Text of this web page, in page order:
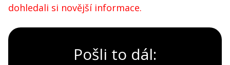
dohledali si novější informace.
Pošli to dál: